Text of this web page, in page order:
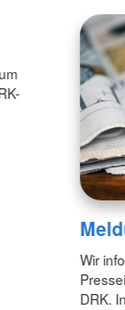
Wir
DRK.